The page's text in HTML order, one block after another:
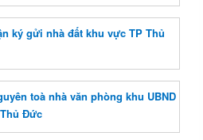
ký gửi nhà đất khu vực TP Thủ
toà nhà văn phòng khu UBND
Đức